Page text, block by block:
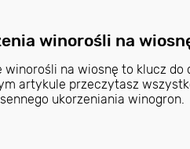
winorośli na
winorośli na wiosnę to klucz do
artykule przeczytasz
ukorzeniania winogron.